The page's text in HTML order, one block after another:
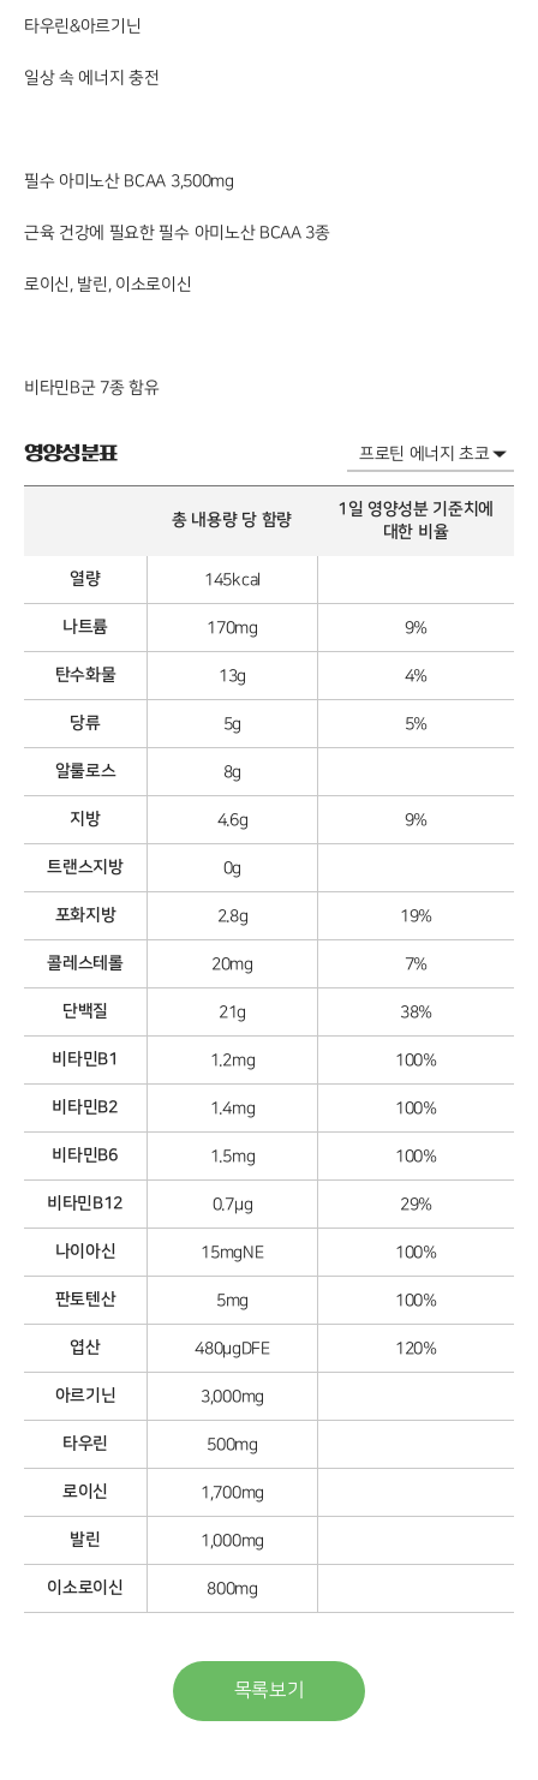
타우린&아르기닌
일상 속 에너지 충전
필수 아미노산 BCAA 3,500mg
근육 건강에 필요한 필수 아미노산 BCAA 3종
로이신, 발린, 이소로이신
비타민B군 7종 함유
영양성분표
총 내용량 당 함량
1일 영양성분 기준치에
대한 비율
열량 145kcal
나트륨 170mg 9%
탄수화물 13g 4%
당류 5g 5%
알룰로스 8g
지방 4.6g 9%
트랜스지방 0g
포화지방 2.8g 19%
콜레스테롤 20mg 7%
단백질 21g 38%
비타민B1 1.2mg 100%
비타민B2 1.4mg 100%
비타민B6 1.5mg 100%
비타민B12 0.7μg 29%
나이아신 15mgNE 100%
판토텐산 5mg 100%
엽산 480μgDFE 120%
아르기닌 3,000mg
타우린 500mg
로이신 1,700mg
발린 1,000mg
이소로이신 800mg
목록보기